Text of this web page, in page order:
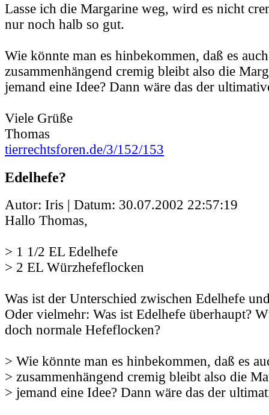
Lasse ich die Margarine weg, wird es nicht
nur noch halb so gut.
Wie könnte man es hinbekommen, daß es
zusammenhängend cremig bleibt also die
jemand eine Idee? Dann wäre das der
Viele Grüße
Thomas
tierrechtsforen.de/3/152/153
Edelhefe?
Autor: Iris | Datum: 30.07.2002 22:57:19
Hallo Thomas,
> 1 1/2 EL Edelhefe
> 2 EL Würzhefeflocken
Was ist der Unterschied zwischen Edelhefe
Oder vielmehr: Was ist Edelhefe überhaupt?
doch normale Hefeflocken?
> Wie könnte man es hinbekommen, daß es
> zusammenhängend cremig bleibt also die
> jemand eine Idee? Dann wäre das der